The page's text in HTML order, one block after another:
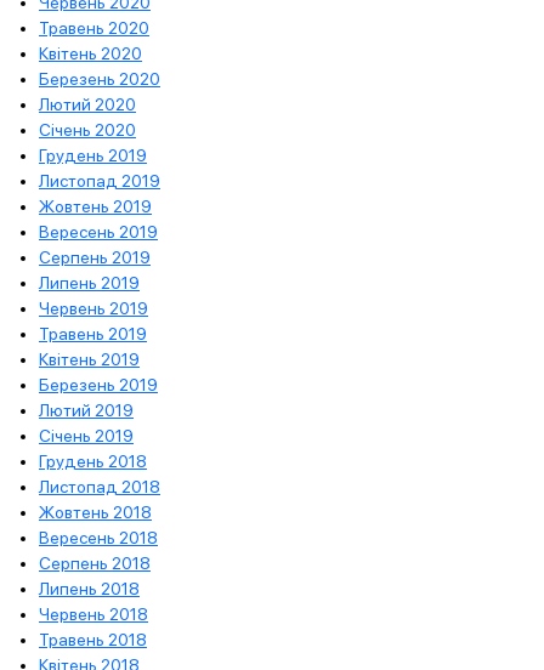
Травень 2020
Квітень 2020
Березень 2020
Лютий 2020
Січень 2020
Грудень 2019
Листопад 2019
Жовтень 2019
Вересень 2019
Серпень 2019
Липень 2019
Червень 2019
Травень 2019
Квітень 2019
Березень 2019
Лютий 2019
Січень 2019
Грудень 2018
Листопад 2018
Жовтень 2018
Вересень 2018
Серпень 2018
Липень 2018
Червень 2018
Травень 2018
Квітень 2018